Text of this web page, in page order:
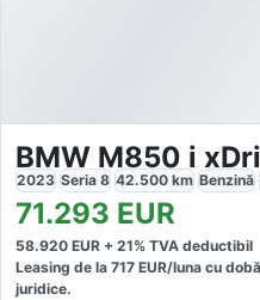
BMW M850 i
2023 Seria 8 42.500 km Benzină
71.293 EUR
58.920 EUR + 21% TVA deductibil
Leasing de la 717 EUR/luna cu
juridice.